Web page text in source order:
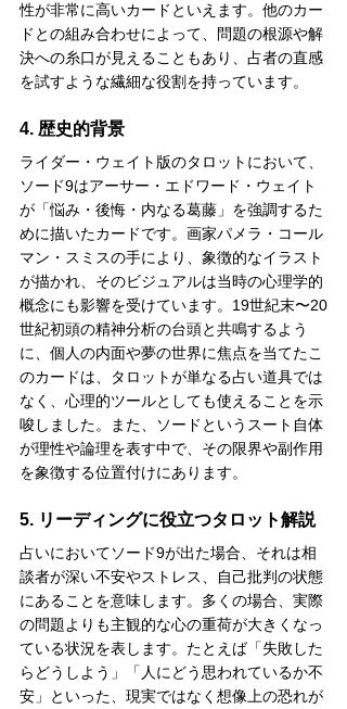
性が非常に高いカードといえます。他のカー
ドとの組み合わせによって、問題の根源や解
決への糸口が見えることもあり、占者の直感
を試すような繊細な役割を持っています。
4. 歴史的背景
ライダー・ウェイト版のタロットにおいて、
ソード9はアーサー・エドワード・ウェイト
が「悩み・後悔・内なる葛藤」を強調するた
めに描いたカードです。画家パメラ・コール
マン・スミスの手により、象徴的なイラスト
が描かれ、そのビジュアルは当時の心理学的
概念にも影響を受けています。19世紀末〜20
世紀初頭の精神分析の台頭と共鳴するよう
に、個人の内面や夢の世界に焦点を当てたこ
のカードは、タロットが単なる占い道具では
なく、心理的ツールとしても使えることを示
唆しました。また、ソードというスート自体
が理性や論理を表す中で、その限界や副作用
を象徴する位置付けにあります。
5. リーディングに役立つタロット解説
占いにおいてソード9が出た場合、それは相
談者が深い不安やストレス、自己批判の状態
にあることを意味します。多くの場合、実際
の問題よりも主観的な心の重荷が大きくなっ
ている状況を表します。たとえば「失敗した
らどうしよう」「人にどう思われているか不
安」といった、現実ではなく想像上の恐れが